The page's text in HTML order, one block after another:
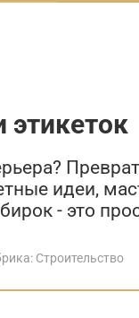
этикеток
идеи,
- это
Строительство